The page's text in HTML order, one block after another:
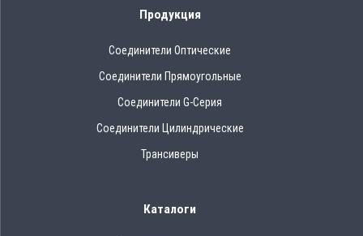
Продукция
Соединители Оптические
Соединители Прямоугольные
Соединители G-Серия
Соединители Цилиндрические
Трансиверы
Каталоги